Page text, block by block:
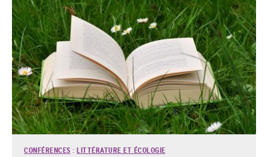
CONFÉRENCES : LITTÉRATURE ET ÉCOLOGIE